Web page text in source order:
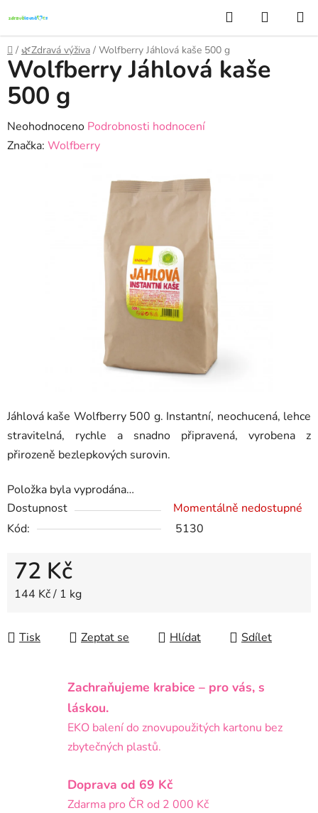
na
obsah
Hledat
KOŠÍK
Domů
/ 🌿Zdravá výživa / Wolfberry Jáhlová kaše 500 g
Jáhlová kaše Wolfberry 500 g. Instantní, neochucená, lehce
stravitelná, rychle a snadno připravená, vyrobena z
přirozeně bezlepkových surovin.
Položka byla vyprodána…
Dostupnost
Momentálně nedostupné
Kód:
5130
72 Kč
Měrná cena:
144 Kč / 1 kg
Tisk Zeptat se Hlídat Sdílet
Wolfberry Jáhlová kaše
500 g
Průměrné
hodnocení
Neohodnoceno Podrobnosti hodnocení
Značka: Wolfberry
Zachraňujeme krabice – pro vás, s
láskou.
EKO balení do znovupoužitých kartonu bez
zbytečných plastů.
Doprava od 69 Kč
Zdarma pro ČR od 2 000 Kč